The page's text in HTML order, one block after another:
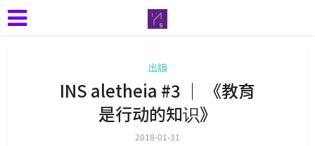
出版
INS aletheia #3 ｜ 《教育
是行动的知识》
2018-01-31